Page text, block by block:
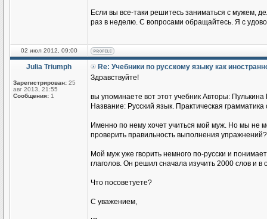
Если вы все-таки решитесь заниматься с мужем,
раз в неделю. С вопросами обращайтесь. Я с
02 июл 2012, 09:00
Julia Triumph
Зарегистрирован: 25
авг 2013, 21:55
Сообщения: 1
Re: Учебники по русскому языку как
Здравствуйте!
вы упоминаете вот этот учебник Авторы:
Название: Русский язык. Практическая
Именно по нему хочет учиться мой муж. Но мы не
проверить правильность выполнения упражнений?
Мой муж уже гворить немного по-русски и
глаголов. Он решил сначала изучить 2000 слов и
Что посоветуете?
С уважением,